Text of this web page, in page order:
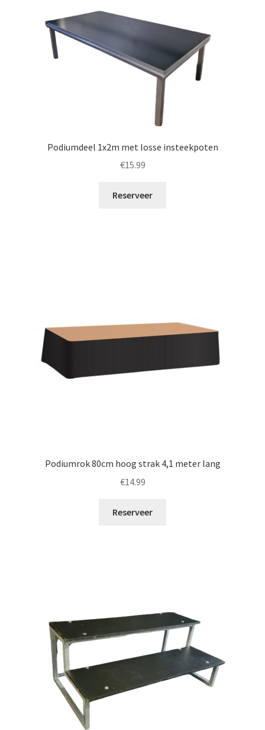
Podiumdeel 1x2m met losse insteekpoten
€15.99
Reserveer
Podiumrok 80cm hoog strak 4,1 meter lang
€14.99
Reserveer